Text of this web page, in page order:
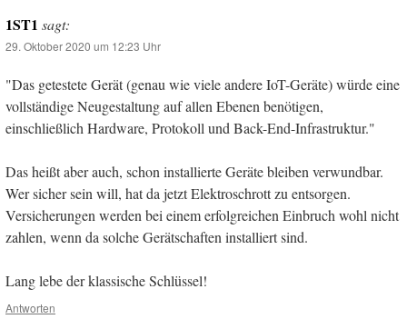
1ST1 sagt:
29. Oktober 2020 um 12:23 Uhr
"Das getestete Gerät (genau wie viele andere IoT-Geräte) würde eine
vollständige Neugestaltung auf allen Ebenen benötigen,
einschließlich Hardware, Protokoll und Back-End-Infrastruktur."
Das heißt aber auch, schon installierte Geräte bleiben verwundbar.
Wer sicher sein will, hat da jetzt Elektroschrott zu entsorgen.
Versicherungen werden bei einem erfolgreichen Einbruch wohl nicht
zahlen, wenn da solche Gerätschaften installiert sind.
Lang lebe der klassische Schlüssel!
Antworten